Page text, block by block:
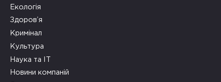
Екологія
Здоров’я
Кримінал
Культура
Наука та ІТ
Новини компаній